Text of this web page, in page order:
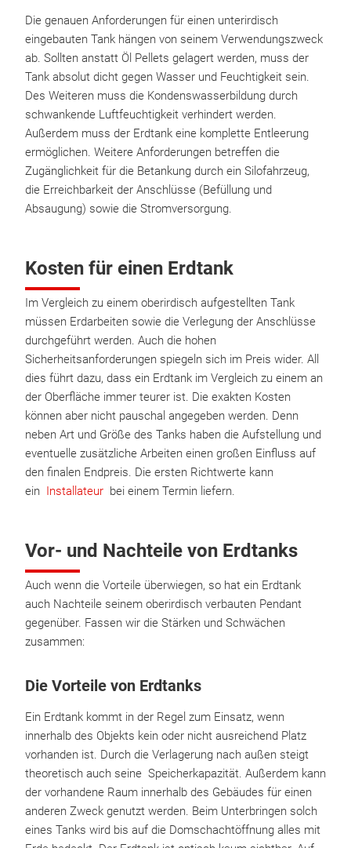
Die genauen Anforderungen für einen unterirdisch
eingebauten Tank hängen von seinem Verwendungszweck
ab. Sollten anstatt Öl Pellets gelagert werden, muss der
Tank absolut dicht gegen Wasser und Feuchtigkeit sein.
Des Weiteren muss die Kondenswasserbildung durch
schwankende Luftfeuchtigkeit verhindert werden.
Außerdem muss der Erdtank eine komplette Entleerung
ermöglichen. Weitere Anforderungen betreffen die
Zugänglichkeit für die Betankung durch ein Silofahrzeug,
die Erreichbarkeit der Anschlüsse (Befüllung und
Absaugung) sowie die Stromversorgung.
Kosten für einen Erdtank
Im Vergleich zu einem oberirdisch aufgestellten Tank
müssen Erdarbeiten sowie die Verlegung der Anschlüsse
durchgeführt werden. Auch die hohen
Sicherheitsanforderungen spiegeln sich im Preis wider. All
dies führt dazu, dass ein Erdtank im Vergleich zu einem an
der Oberfläche immer teurer ist. Die exakten Kosten
können aber nicht pauschal angegeben werden. Denn
neben Art und Größe des Tanks haben die Aufstellung und
eventuelle zusätzliche Arbeiten einen großen Einfluss auf
den finalen Endpreis. Die ersten Richtwerte kann
ein Installateur bei einem Termin liefern.
Vor- und Nachteile von Erdtanks
Auch wenn die Vorteile überwiegen, so hat ein Erdtank
auch Nachteile seinem oberirdisch verbauten Pendant
gegenüber. Fassen wir die Stärken und Schwächen
zusammen:
Die Vorteile von Erdtanks
Ein Erdtank kommt in der Regel zum Einsatz, wenn
innerhalb des Objekts kein oder nicht ausreichend Platz
vorhanden ist. Durch die Verlagerung nach außen steigt
theoretisch auch seine Speicherkapazität. Außerdem kann
der vorhandene Raum innerhalb des Gebäudes für einen
anderen Zweck genutzt werden. Beim Unterbringen solch
eines Tanks wird bis auf die Domschachtöffnung alles mit